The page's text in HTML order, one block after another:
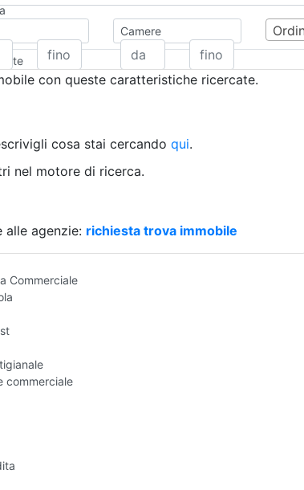
Commerciale
commerciale
Camere
con queste caratteristiche ricercate.
cosa stai cercando qui.
nel motore di ricerca.
alle agenzie: richiesta trova immobile